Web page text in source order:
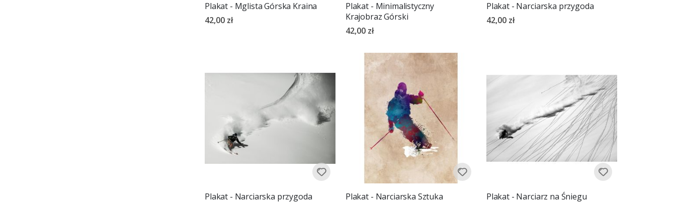
Plakat - Mglista Górska Kraina
42,00 zł
Plakat - Minimalistyczny
Krajobraz Górski
42,00 zł
Plakat - Narciarska przygoda
42,00 zł
Plakat - Narciarska przygoda
Plakat - Narciarska Sztuka
Plakat - Narciarz na Śniegu